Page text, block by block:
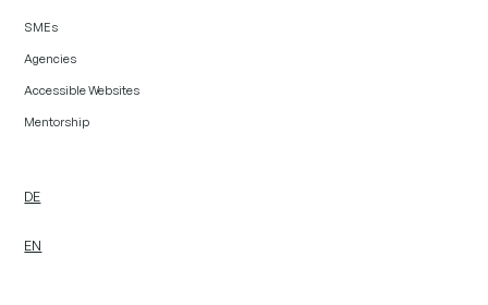
SMEs
Agencies
Accessible Websites
Mentorship
DE
EN